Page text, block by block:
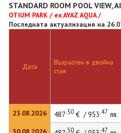
STANDARD ROOM POOL VIEW, AI
OTIUM PARK / ex.AYAZ AQUA /
Последната актуализация на
Дата
23.08.2026
Възрастен в двойна
стая
487.50€ / 953.47 лв.
.50 .47